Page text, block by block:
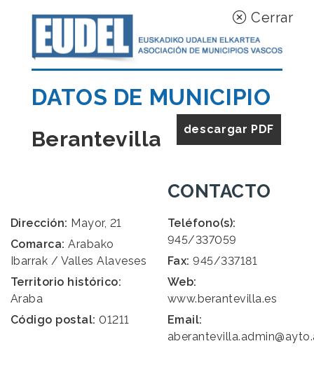
Cerrar
DATOS DE MUNICIPIO
descargar PDF
Berantevilla
Dirección: Mayor, 21
Comarca: Arabako
Ibarrak / Valles Alaveses
Territorio histórico:
Araba
Código postal: 01211
CONTACTO
Teléfono(s):
945/337059
Fax: 945/337181
Web:
www.berantevilla.es
Email: